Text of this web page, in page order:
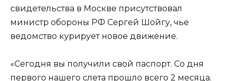
свидетельства в Москве присутствовал
министр обороны РФ Сергей Шойгу, чье
ведомство курирует новое движение.
«Сегодня вы получили свой паспорт. Со дня
первого нашего слета прошло всего 2 месяца.